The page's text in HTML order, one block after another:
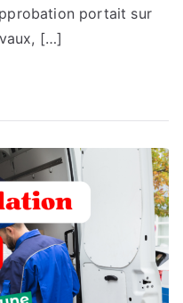
portait sur
[…]